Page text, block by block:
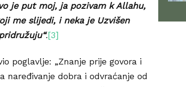
je put moj, ja pozivam k Allahu,
me slijedi, i neka je Uzvišen
.[3]
poglavlje: „Znanje prije govora i
naređivanje dobra i odvraćanje od